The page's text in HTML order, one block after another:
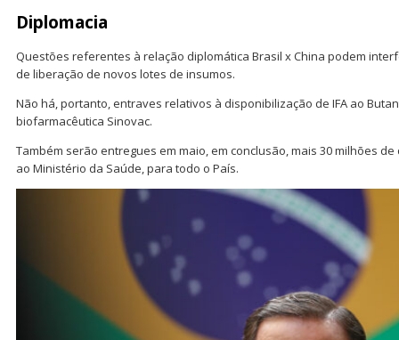
Diplomacia
Questões referentes à relação diplomática Brasil x China podem
de liberação de novos lotes de insumos.
Não há, portanto, entraves relativos à disponibilização de IFA ao
biofarmacêutica Sinovac.
Também serão entregues em maio, em conclusão, mais 30 milhões
ao Ministério da Saúde, para todo o País.